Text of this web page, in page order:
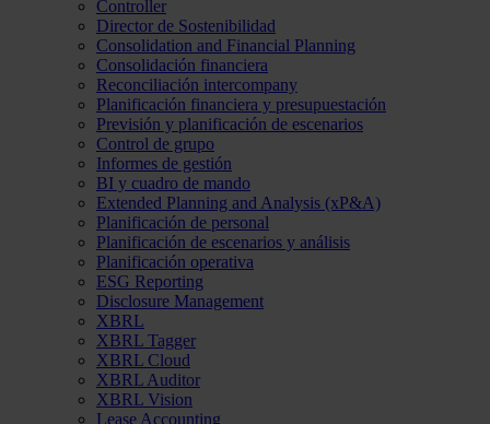
Controller
Director de Sostenibilidad
Consolidation and Financial Planning
Consolidación financiera
Reconciliación intercompany
Planificación financiera y presupuestación
Previsión y planificación de escenarios
Control de grupo
Informes de gestión
BI y cuadro de mando
Extended Planning and Analysis (xP&A)
Planificación de personal
Planificación de escenarios y análisis
Planificación operativa
ESG Reporting
Disclosure Management
XBRL
XBRL Tagger
XBRL Cloud
XBRL Auditor
XBRL Vision
Lease Accounting